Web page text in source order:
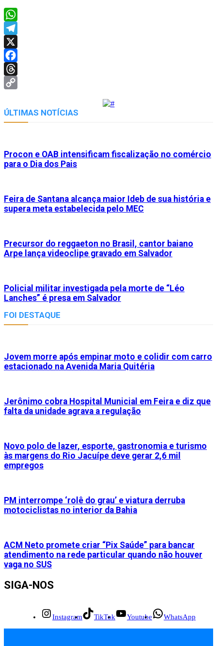
WhatsApp
Telegram
X
Facebook
Threads
Link
ÚLTIMAS NOTÍCIAS
Procon e OAB intensificam fiscalização no comércio
para o Dia dos Pais
Feira de Santana alcança maior Ideb de sua história e
supera meta estabelecida pelo MEC
Precursor do reggaeton no Brasil, cantor baiano
Arpe lança videoclipe gravado em Salvador
Policial militar investigada pela morte de “Léo
Lanches” é presa em Salvador
FOI DESTAQUE
Jovem morre após empinar moto e colidir com carro
estacionado na Avenida Maria Quitéria
Jerônimo cobra Hospital Municial em Feira e diz que
falta da unidade agrava a regulação
Novo polo de lazer, esporte, gastronomia e turismo
às margens do Rio Jacuípe deve gerar 2,6 mil
empregos
PM interrompe ‘rolê do grau’ e viatura derruba
motociclistas no interior da Bahia
ACM Neto promete criar “Pix Saúde” para bancar
atendimento na rede particular quando não houver
vaga no SUS
SIGA-NOS
Instagram TikTok Youtube WhatsApp